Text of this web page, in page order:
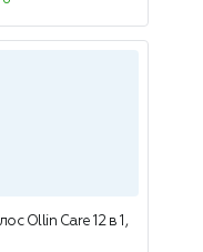
Ollin Care 12 в 1 ,